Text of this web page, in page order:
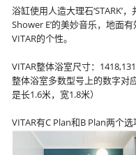
浴缸使用人造大理石‘STARK’
Shower E’的美妙音乐，地面
VITAR的个性。
VITAR整体浴室尺寸：
整体浴室多数型号上的数字对
是长1.6米，宽1.8米）
VITAR有C Plan和B Plan两个选